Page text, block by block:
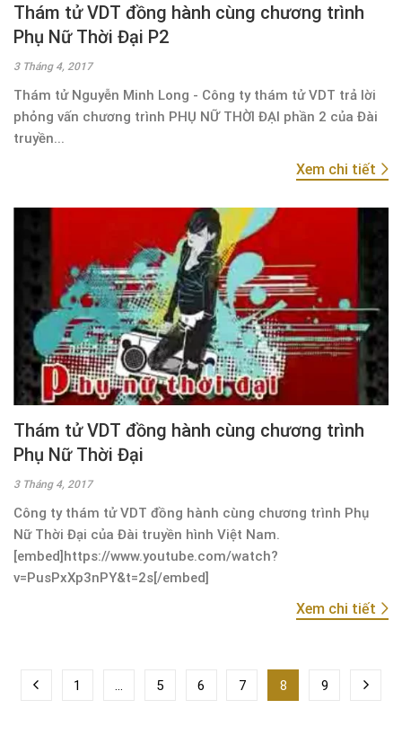
Thám tử VDT đồng hành cùng chương trình
Phụ Nữ Thời Đại P2
3 Tháng 4, 2017
Thám tử Nguyễn Minh Long - Công ty thám tử VDT trả lời
phỏng vấn chương trình PHỤ NỮ THỜI ĐẠI phần 2 của Đài
truyền...
Xem chi tiết
Thám tử VDT đồng hành cùng chương trình
Phụ Nữ Thời Đại
3 Tháng 4, 2017
Công ty thám tử VDT đồng hành cùng chương trình Phụ
Nữ Thời Đại của Đài truyền hình Việt Nam.
[embed]https://www.youtube.com/watch?
v=PusPxXp3nPY&t=2s[/embed]
Xem chi tiết
1 … 5 6 7 8 9